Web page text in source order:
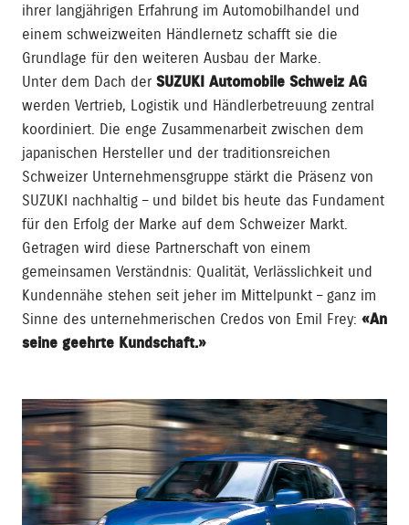
ihrer langjährigen Erfahrung im Automobilhandel und
einem schweizweiten Händlernetz schafft sie die
Grundlage für den weiteren Ausbau der Marke.
Unter dem Dach der SUZUKI Automobile Schweiz AG
werden Vertrieb, Logistik und Händlerbetreuung zentral
koordiniert. Die enge Zusammenarbeit zwischen dem
japanischen Hersteller und der traditionsreichen
Schweizer Unternehmensgruppe stärkt die Präsenz von
SUZUKI nachhaltig – und bildet bis heute das Fundament
für den Erfolg der Marke auf dem Schweizer Markt.
Getragen wird diese Partnerschaft von einem
gemeinsamen Verständnis: Qualität, Verlässlichkeit und
Kundennähe stehen seit jeher im Mittelpunkt – ganz im
Sinne des unternehmerischen Credos von Emil Frey: «An
seine geehrte Kundschaft.»